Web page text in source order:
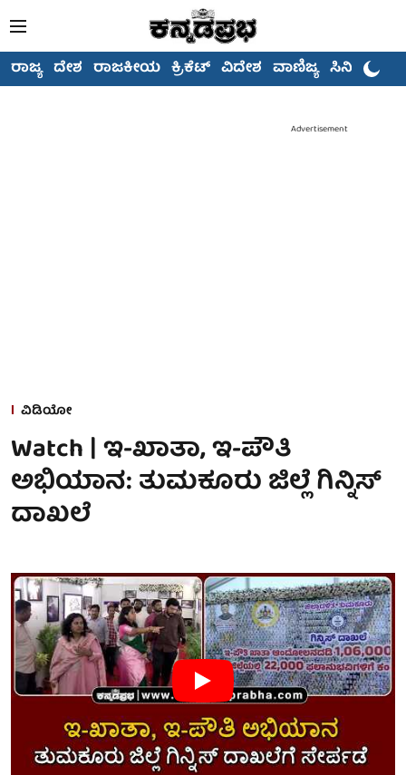
ರಾಜ್ಯ ದೇಶ ರಾಜಕೀಯ ಕ್ರಿಕೆಟ್ ವಿದೇಶ ವಾಣಿಜ್ಯ ಸಿನಿಮಾ
Advertisement
ವಿಡಿಯೋ
Watch | ಇ-ಖಾತಾ, ಇ-ಪೌತಿ
ಅಭಿಯಾನ: ತುಮಕೂರು ಜಿಲ್ಲೆ ಗಿನ್ನಿಸ್
ದಾಖಲೆ